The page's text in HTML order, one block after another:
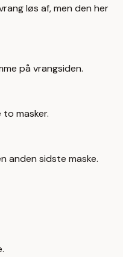
løs af, men den her
på vrangsiden.
masker.
anden sidste maske.